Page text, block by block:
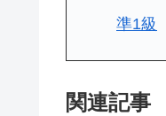
準1級
関連記事